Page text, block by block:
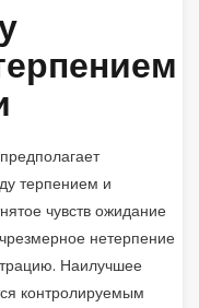
терпением и
чувств ожидание
нетерпение
Наилучшее
контролируемым